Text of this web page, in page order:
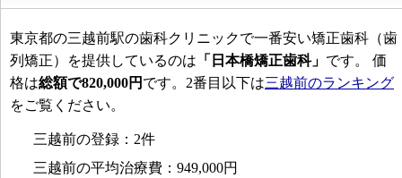
東京都の三越前駅の歯科クリニックで一番安い矯正歯科（歯
列矯正）を提供しているのは 「日本橋矯正歯科」 です。 価
格は総額で820,000円 です。2番目以下は三越前のランキング
をご覧ください。
三越前の登録：2件
三越前の平均治療費：949,000円